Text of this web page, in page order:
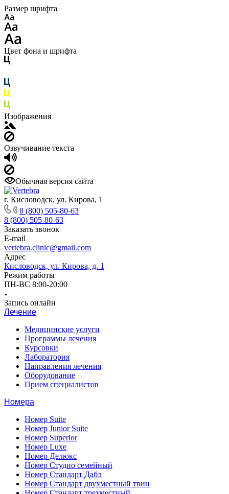
Размер шрифта
Цвет фона и шрифта
Изображения
Озвучивание текста
Обычная версия сайта
г. Кисловодск, ул. Кирова, 1
8 (800) 505-80-63
8 (800) 505-80-63
Заказать звонок
E-mail
vertebra.clinic@gmail.com
Адрес
Кисловодск, ул. Кирова, д. 1
Режим работы
ПН-ВС 8:00-20:00
Запись онлайн
Лечение
Медицинские услуги
Программы лечения
Курсовки
Лаборатория
Направления лечения
Оборудование
Прием специалистов
Номера
Номер Suite
Номер Junior Suite
Номер Superior
Номер Luxe
Номер Делюкс
Номер Студио семейный
Номер Стандарт Дабл
Номер Стандарт двухместный твин